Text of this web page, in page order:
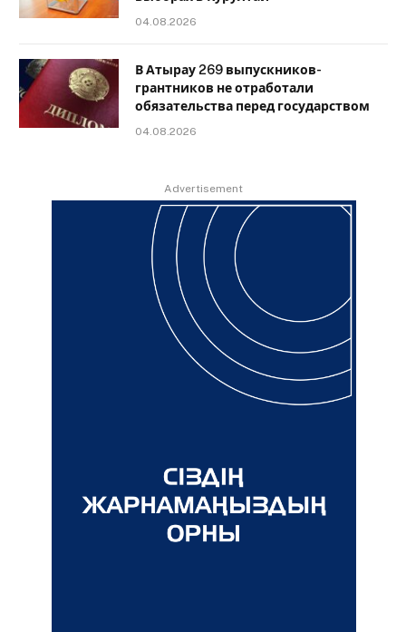
04.08.2026
В Атырау 269 выпускников-
грантников не отработали
обязательства перед государством
04.08.2026
Advertisement